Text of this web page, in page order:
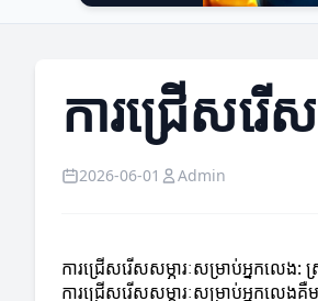
ការជ្រើសរ
2026-06-01 Admin
ការជ្រើសរើសសម្ភារៈសម្រាប់អ្នកលេង:
ការជ្រើសរើសសម្ភារៈសម្រាប់អ្នកលេ